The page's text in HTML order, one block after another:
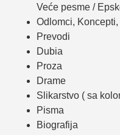
Veće pesme /
Odlomci,
Prevodi
Dubia
Proza
Drame
Slikarstvo ( sa
Pisma
Biografija